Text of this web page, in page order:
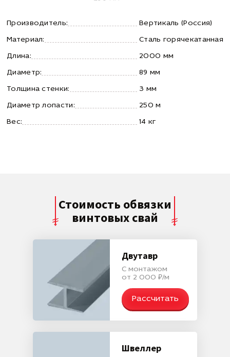
Производитель: Вертикаль (Россия)
Материал: Сталь горячекатанная
Длина: 2000 мм
Диаметр: 89 мм
Толщина стенки: 3 мм
Диаметр лопасти: 250 м
Вес: 14 кг
Стоимость обвязки
винтовых свай
Двутавр
С монтажом
от 2 000 ₽/м
Рассчитать
Швеллер